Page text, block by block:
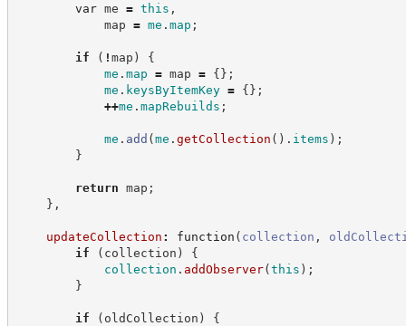
var me = this ,
map = me . map ;
if ( ! map )
{
me . map = map = {} ;
me . keysByItemKey = {} ;
++me . mapRebuilds ;
me . add (me . getCollection ( ) . items ) ;
}
return map ;
} ,
updateCollection : function ( collection ,
if
( collection )
{
collection . addObserver(this ) ;
}
if ( oldCollection )
{